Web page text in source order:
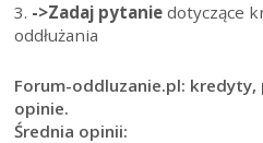
3. ->Zadaj pytanie dotyczące
oddłużania
Forum-oddluzanie.pl: kredyty,
opinie.
Średnia opinii: